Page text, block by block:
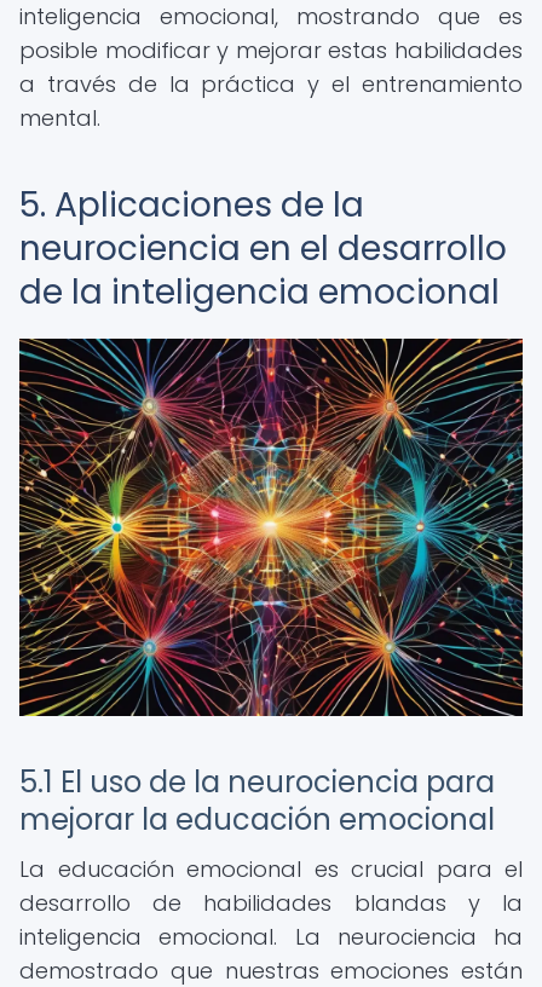
inteligencia emocional, mostrando que es
posible modificar y mejorar estas habilidades
a través de la práctica y el entrenamiento
mental.
5. Aplicaciones de la
neurociencia en el desarrollo
de la inteligencia emocional
5.1 El uso de la neurociencia para
mejorar la educación emocional
La educación emocional es crucial para el
desarrollo de habilidades blandas y la
inteligencia emocional. La neurociencia ha
demostrado que nuestras emociones están